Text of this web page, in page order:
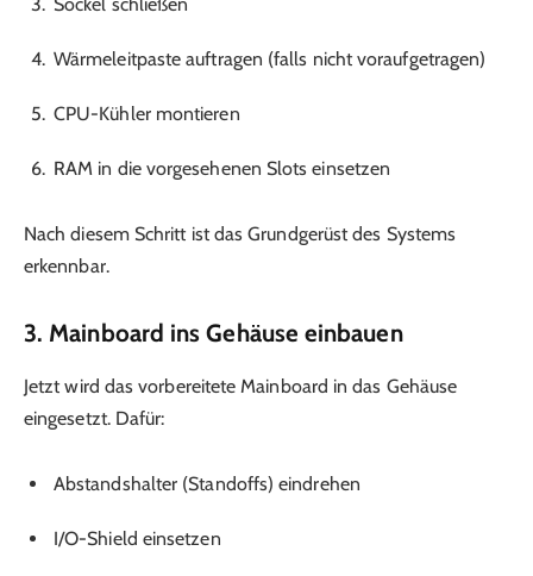
Wärmeleitpaste auftragen (falls nicht voraufgetragen)
CPU-Kühler montieren
RAM in die vorgesehenen Slots einsetzen
Nach diesem Schritt ist das Grundgerüst des Systems
erkennbar.
3. Mainboard ins Gehäuse einbauen
Jetzt wird das vorbereitete Mainboard in das Gehäuse
eingesetzt. Dafür:
Abstandshalter (Standoffs) eindrehen
I/O-Shield einsetzen